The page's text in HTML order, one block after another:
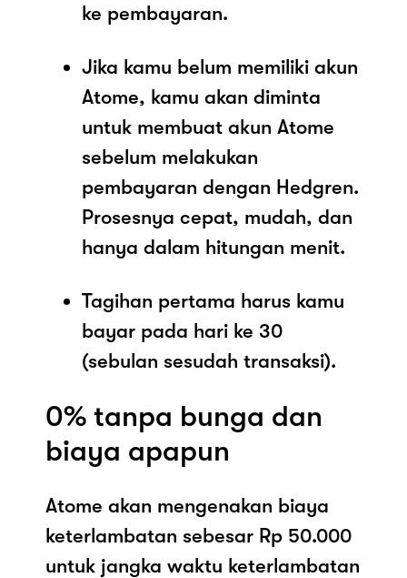
ke pembayaran.
Jika kamu belum memiliki akun
Atome, kamu akan diminta
untuk membuat akun Atome
sebelum melakukan
pembayaran dengan Hedgren.
Prosesnya cepat, mudah, dan
hanya dalam hitungan menit.
Tagihan pertama harus kamu
bayar pada hari ke 30
(sebulan sesudah transaksi).
0% tanpa bunga dan
biaya apapun
Atome akan mengenakan biaya
keterlambatan sebesar Rp 50.000
untuk jangka waktu keterlambatan